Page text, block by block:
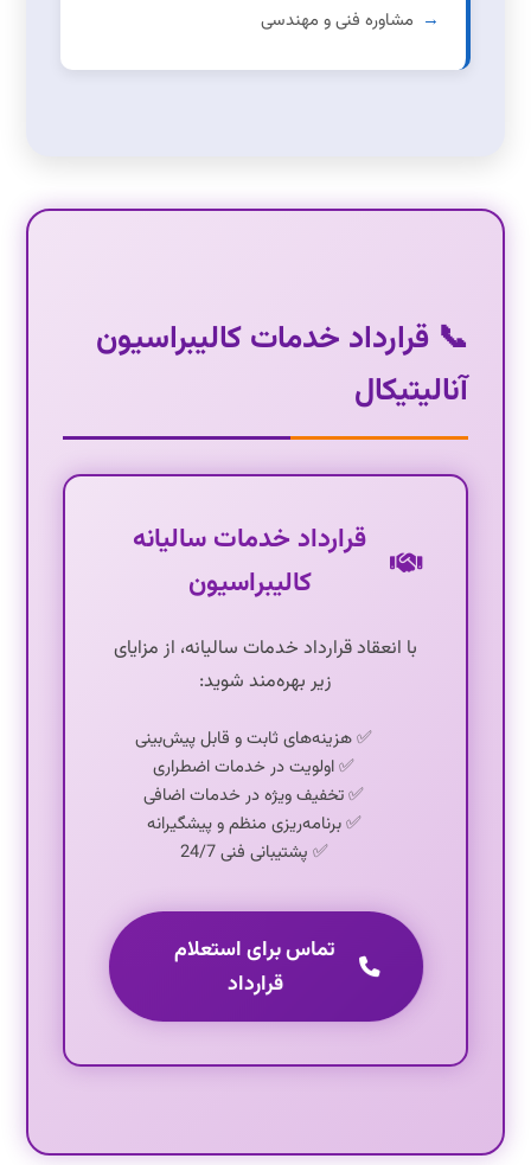
مشاوره فنی و مهندسی
📞 قرارداد خدمات کالیبراسیون
آنالیتیکال
قرارداد خدمات سالیانه
کالیبراسیون
با انعقاد قرارداد خدمات سالیانه، از مزایای
زیر بهره‌مند شوید:
✅ هزینه‌های ثابت و قابل پیش‌بینی
✅ اولویت در خدمات اضطراری
✅ تخفیف ویژه در خدمات اضافی
✅ برنامه‌ریزی منظم و پیشگیرانه
✅ پشتیبانی فنی 24/7
تماس برای استعلام
قرارداد